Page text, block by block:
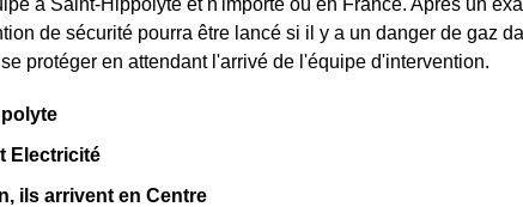
à Saint-Hippolyte et n'importe où en France. Après un
de sécurité pourra être lancé si il y a un danger de gaz
protéger en attendant l'arrivé de l'équipe d'intervention.
Electricité
ils arrivent en Centre